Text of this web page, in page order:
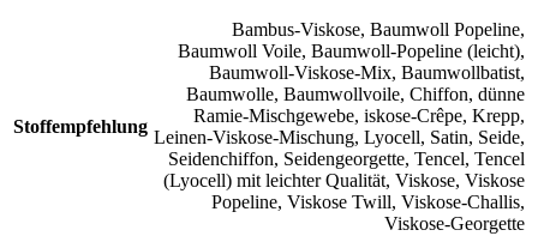
Stoffempfehlung
Bambus-Viskose, Baumwoll Popeline,
Baumwoll Voile, Baumwoll-Popeline (leicht),
Baumwoll-Viskose-Mix, Baumwollbatist,
Baumwolle, Baumwollvoile, Chiffon, dünne
Ramie-Mischgewebe, iskose-Crêpe, Krepp,
Leinen-Viskose-Mischung, Lyocell, Satin, Seide,
Seidenchiffon, Seidengeorgette, Tencel, Tencel
(Lyocell) mit leichter Qualität, Viskose, Viskose
Popeline, Viskose Twill, Viskose-Challis,
Viskose-Georgette